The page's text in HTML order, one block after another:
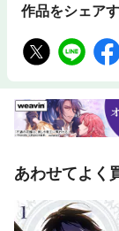
作品をシェア
あわせてよく